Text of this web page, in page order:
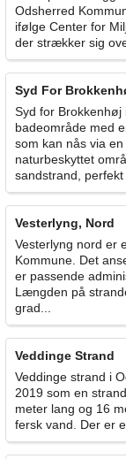
Odsherred
ifølge Center for
der strækker sig
Syd For
Syd for
badeområde med
som kan nås via
naturbeskyttet
sandstrand, perfekt
Vesterlyng, Nord
Vesterlyng nord er
Kommune. Det
er passende
Længden på
grad...
Veddinge Strand
Veddinge strand i
2019 som en
meter lang og 16
fersk vand. Der er